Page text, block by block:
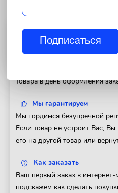
Полезная информация
Доставка
товара в день оформления
Мы гарантируем
Мы гордимся безупречной
Если товар не устроит Вас,
его на другой товар или
Как заказать
Ваш первый заказ в
подскажем как сделать
Подписаться